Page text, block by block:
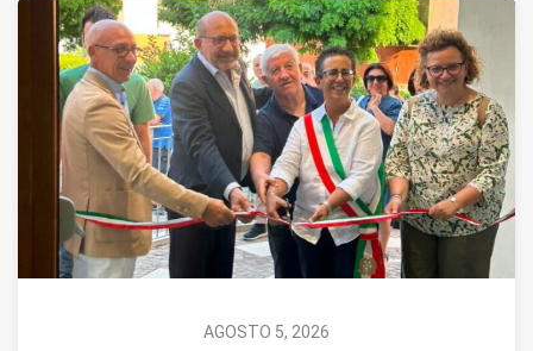
AGOSTO 5, 2026